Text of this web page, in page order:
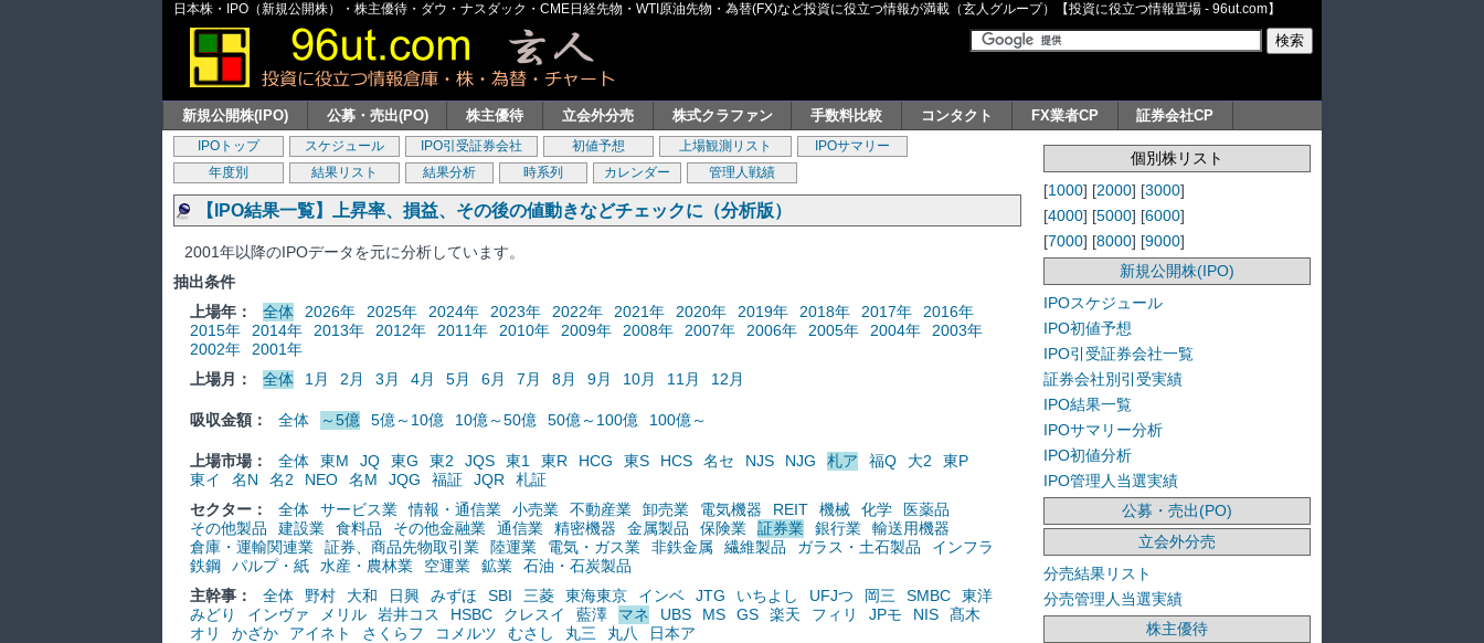
日本株・IPO（新規公開株）・株主優待・ダウ・ナスダック・CME日経先物・WTI原油先物・為替(FX)など投資に役立つ情報が満載（玄人グループ）【投資に役立つ情報置場 - 96ut.com】
新規公開株(IPO) 公募・売出(PO) 株主優待 立会外分売 株式クラファン 手数料比較 コンタクト FX業者CP 証券会社CP
IPOトップ スケジュール IPO引受証券会社 初値予想 上場観測リスト
IPOサマリー
年度別
結果リスト 結果分析 時系列 カレンダー 管理人戦績
【IPO結果一覧】上昇率、損益、その後の値動きなどチェックに（分析版）
2001年以降のIPOデータを元に分析しています。
抽出条件
上場年：
全体 2026年 2025年 2024年 2023年 2022年 2021年 2020年 2019年 2018年 2017年
2016年
2015年
2014年 2013年 2012年 2011年 2010年 2009年 2008年 2007年 2006年 2005年 2004年
2003年
2002年
2001年
上場月：
全体 1月 2月 3月 4月 5月 6月 7月 8月 9月 10月 11月 12月
吸収金額： 全体 ～5億 5億～10億 10億～50億 50億～100億 100億～
上場市場： 全体 東M JQ 東G 東2 JQS 東1 東R HCG 東S HCS 名セ NJS NJG 札ア 福Q 大2
東P
東イ
名N 名2 NEO 名M JQG 福証 JQR
札証
セクター：
全体 サービス業 情報・通信業 小売業 不動産業 卸売業 電気機器 REIT 機械 化学
医薬品
その他製品
建設業 食料品 その他金融業 通信業 精密機器 金属製品 保険業 証券業 銀行業
輸送用機器
倉庫・運輸関連業
証券、商品先物取引業 陸運業 電気・ガス業 非鉄金属 繊維製品 ガラス・土石製品
インフラ
鉄鋼
パルプ・紙 水産・農林業 空運業 鉱業
石油・石炭製品
主幹事：
全体 野村 大和 日興 みずほ SBI 三菱 東海東京 インベ JTG いちよし UFJつ 岡三 SMBC
東洋
みどり
インヴァ メリル 岩井コス HSBC クレスイ 藍澤 マネ UBS MS GS 楽天 フィリ JPモ NIS
髙木
オリ
かざか アイネト さくらフ コメルツ むさし 丸三 丸八
日本ア
個別株リスト
[1000] [2000] [3000]
[4000] [5000] [6000]
[7000] [8000] [9000]
新規公開株(IPO)
IPOスケジュール
IPO初値予想
IPO引受証券会社一覧
証券会社別引受実績
IPO結果一覧
IPOサマリー分析
IPO初値分析
IPO管理人当選実績
公募・売出(PO)
立会外分売
分売結果リスト
分売管理人当選実績
株主優待